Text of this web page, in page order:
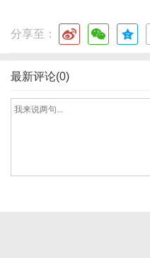
分享至：
最新评论(0)